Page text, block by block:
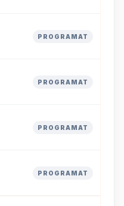
PROGRAMAT
PROGRAMAT
PROGRAMAT
PROGRAMAT